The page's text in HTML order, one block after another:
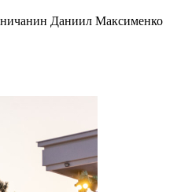
Даниил Максименко